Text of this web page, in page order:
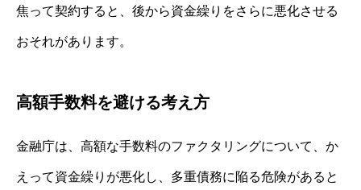
焦って契約すると、後から資金繰りをさらに悪化させる
おそれがあります。
高額手数料を避ける考え方
金融庁は、高額な手数料のファクタリングについて、か
えって資金繰りが悪化し、多重債務に陥る危険があると